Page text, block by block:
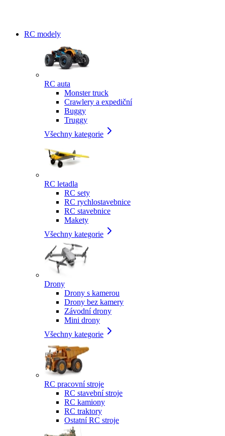
RC modely
RC auta
Monster truck
Crawlery a expediční
Buggy
Truggy
Všechny kategorie
RC letadla
RC sety
RC rychlostavebnice
RC stavebnice
Makety
Všechny kategorie
Drony
Drony s kamerou
Drony bez kamery
Závodní drony
Mini drony
Všechny kategorie
RC pracovní stroje
RC stavební stroje
RC kamiony
RC traktory
Ostatní RC stroje